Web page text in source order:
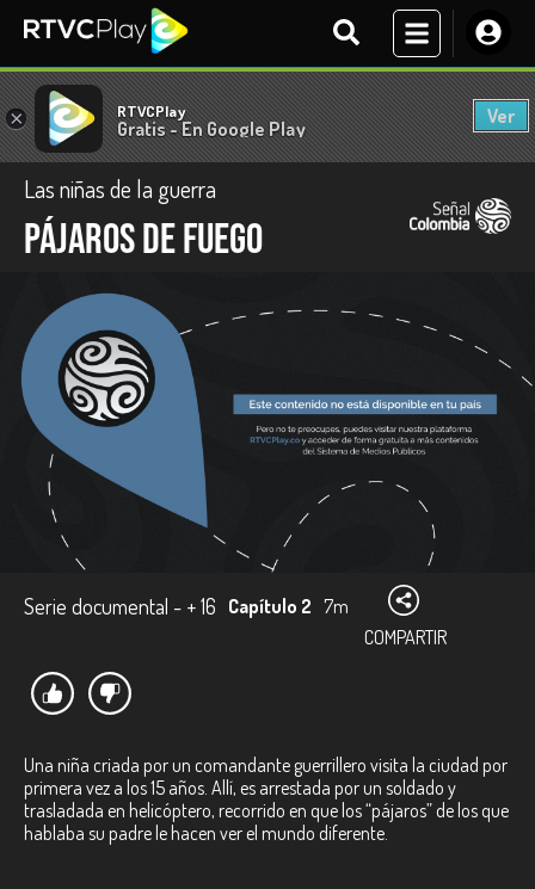
× RTVCPlay
Gratis - En Google Play
Ver
Las niñas de la guerra
Pájaros de fuego
Serie documental - + 16 Capítulo 2 7m
COMPARTIR
Una niña criada por un comandante guerrillero visita la ciudad por
primera vez a los 15 años. Allí, es arrestada por un soldado y
trasladada en helicóptero, recorrido en que los “pájaros” de los que
hablaba su padre le hacen ver el mundo diferente.